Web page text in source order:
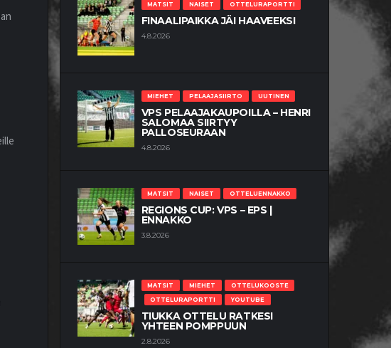
MATSIT NAISET OTTELURAPORTTI
FINAALIPAIKKA JÄI HAAVEEKSI
4.8.2026
MIEHET PELAAJASIIRTO UUTINEN
VPS PELAAJAKAUPOILLA – HENRI
SALOMAA SIIRTYY
PALLOSEURAAN
4.8.2026
MATSIT NAISET OTTELUENNAKKO
REGIONS CUP: VPS – EPS |
ENNAKKO
3.8.2026
MATSIT MIEHET
OTTELUKOOSTE
OTTELURAPORTTI
YOUTUBE
TIUKKA OTTELU RATKESI
YHTEEN POMPPUUN
2.8.2026